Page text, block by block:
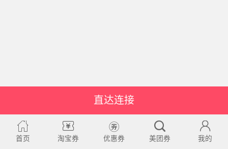
直达连接
首页 淘宝券 优惠券 美团券 我的